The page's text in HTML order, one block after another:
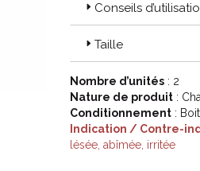
ESSENTIEL
Code ACL : 1004850 /
1004853 / 1004858 /
Code EAN :
3611610048626 /
3611610049640 /
Conseils
Taille
Nombre d’unités : 2
Nature de produit :
Conditionnement :
Indication / Contre-
lésée, abîmée, irritée